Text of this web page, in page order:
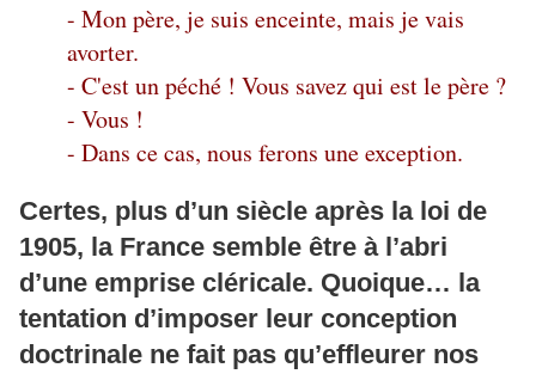
- Mon père, je suis enceinte, mais je vais
avorter.
- C'est un péché ! Vous savez qui est le père ?
- Vous !
- Dans ce cas, nous ferons une exception.
Certes, plus d’un siècle après la loi de
1905, la France semble être à l’abri
d’une emprise cléricale. Quoique… la
tentation d’imposer leur conception
doctrinale ne fait pas qu’effleurer nos